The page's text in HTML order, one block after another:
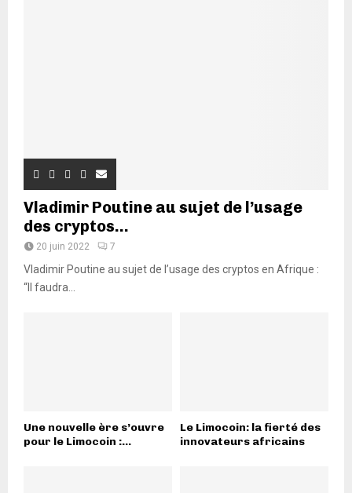
Vladimir Poutine au sujet de l’usage
des cryptos...
20 juin 2022 7
Vladimir Poutine au sujet de l’usage des cryptos en Afrique :
“Il faudra...
Une nouvelle ère s’ouvre
pour le Limocoin :...
Le Limocoin: la fierté des
innovateurs africains